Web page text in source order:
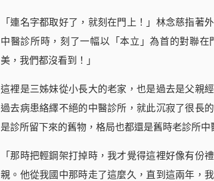
「連名字都取好了，就刻在門上！」林念慈指著
中醫診所時，刻了一幅以「本立」為首的對聯
美，我們都沒看到！」
這裡是三姊妹從小長大的老家，也是過去是父親
過去病患絡繹不絕的中醫診所，就此沉寂了很長
是診所留下來的舊物，格局也都還是舊時老診所中
「那時把輕鋼架打掉時，我才覺得這裡好像有份
親。他從我國中那時走了這麼久，直到這兩年，